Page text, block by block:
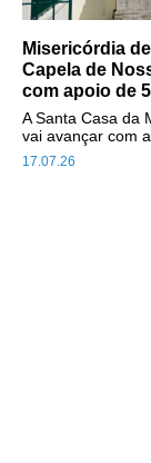
Misericórdia
Capela de
com apoio de
17.07.26
A Santa Casa da
vai avançar com a